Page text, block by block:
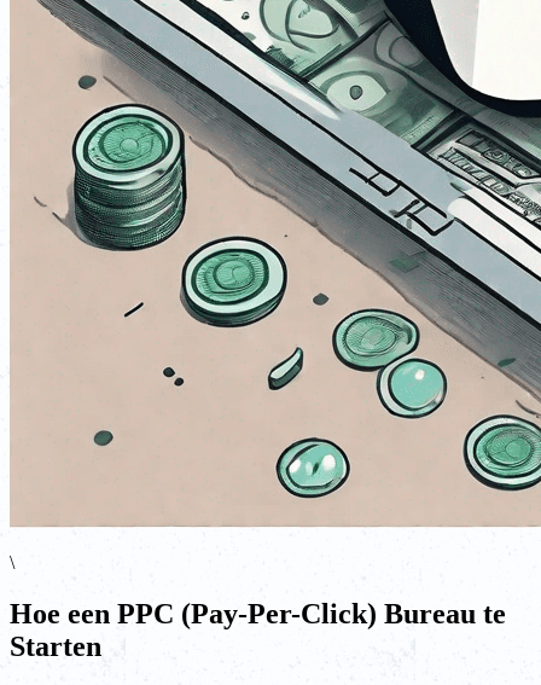
\
Hoe een PPC (Pay-Per-Click) Bureau te
Starten